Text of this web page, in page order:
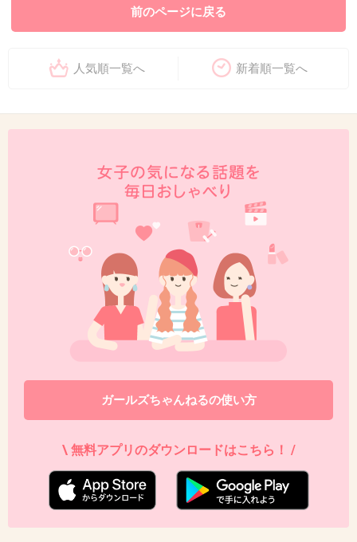
前のページに戻る
人気順一覧へ 新着順一覧へ
ガールズちゃんねるの使い方
\ 無料アプリのダウンロードはこちら！ /